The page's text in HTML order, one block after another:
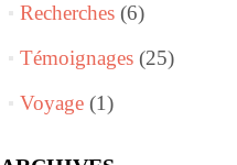
Recherches(6)
Témoignages(25)
Voyage(1)